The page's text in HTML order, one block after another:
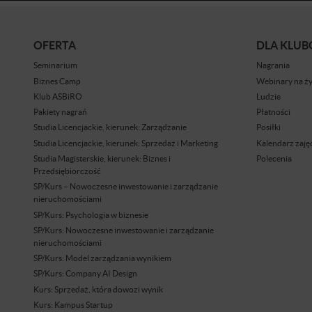
OFERTA
Seminarium
Biznes Camp
Klub ASBiRO
Pakiety nagrań
Studia Licencjackie, kierunek: Zarządzanie
Studia Licencjackie, kierunek: Sprzedaż i Marketing
Studia Magisterskie, kierunek: Biznes i
Przedsiębiorczość
SP/Kurs – Nowoczesne inwestowanie i zarządzanie
nieruchomościami
SP/Kurs: Psychologia w biznesie
SP/Kurs: Nowoczesne inwestowanie i zarządzanie
nieruchomościami
SP/Kurs: Model zarządzania wynikiem
SP/Kurs: Company AI Design
Kurs: Sprzedaż, która dowozi wynik
Kurs: Kampus Startup
DLA
Nagrania
Webinary na
Ludzie
Płatności
Posiłki
Kalendarz
Polecenia